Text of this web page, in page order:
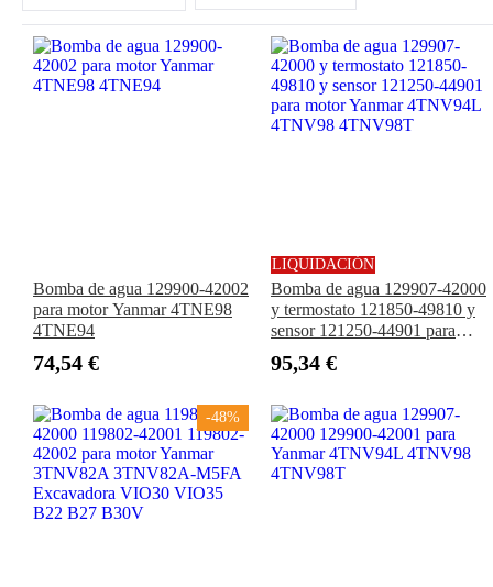
Bomba de agua 129900-42002
para motor Yanmar 4TNE98
4TNE94
74,54 €
LIQUIDACIÓN
Bomba de agua 129907-42000
y termostato 121850-49810 y
sensor 121250-44901 para
4TNV98 4TNV98T
95,34 €
-48%